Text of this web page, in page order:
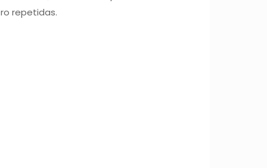
repetidas.